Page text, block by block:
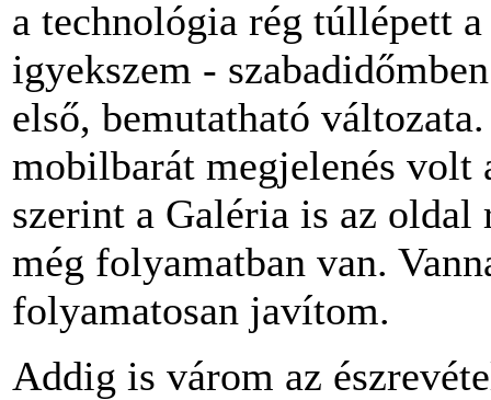
a technológia rég túllépett
igyekszem -
első, bemutatható
mobilbarát megjelenés volt
szerint a Galéria is az oldal
még folyamatban van.
folyamatosan javítom.
Addig is várom az